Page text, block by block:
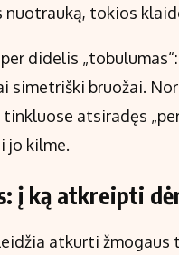
nuotrauką, tokios
didelis
simetriški bruožai.
atsiradęs
jo kilme.
į ką atkreipti
atkurti